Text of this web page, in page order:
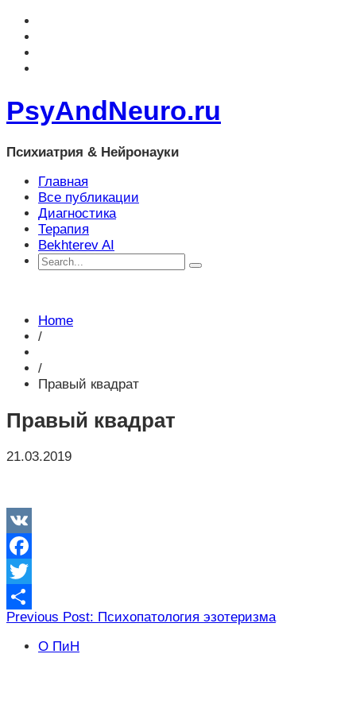
PsyAndNeuro.ru
Психиатрия & Нейронауки
Главная
Все публикации
Диагностика
Терапия
Bekhterev AI
Home
/
/
Правый квадрат
Правый квадрат
21.03.2019
VK
Facebook
Twitter
Отправить
Навигация
по
Previous Post: Психопатология эзотеризма
О ПиН